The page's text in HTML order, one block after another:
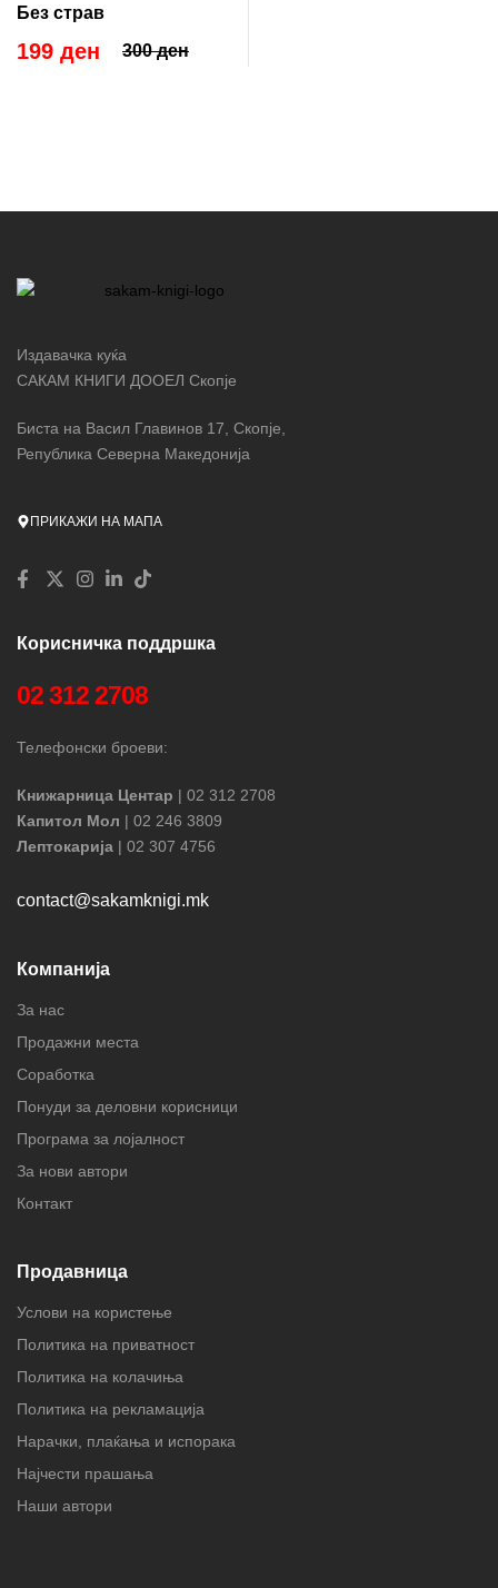
Без страв
300 ден
199 ден
Издавачка куќа
САКАМ КНИГИ ДООЕЛ Скопје
Биста на Васил Главинов 17, Скопје,
Република Северна Македонија
ПРИКАЖИ НА МАПА
Корисничка поддршка
02 312 2708
Телефонски броеви:
Книжарница Центар | 02 312 2708
Капитол Мол | 02 246 3809
Лептокарија | 02 307 4756
contact@sakamknigi.mk
Компанија
За нас
Продажни места
Соработка
Понуди за деловни корисници
Програма за лојалност
За нови автори
Контакт
Продавница
Услови на користење
Политика на приватност
Политика на колачиња
Политика на рекламација
Нарачки, плаќања и испорака
Најчести прашања
Наши автори